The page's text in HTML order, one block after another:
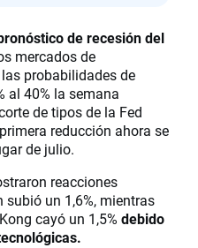
de recesión del
mercados de
probabilidades de
al 40% la semana
de tipos de la Fed
reducción ahora se
de julio.
reacciones
un 1,6%, mientras
cayó un 1,5% debido